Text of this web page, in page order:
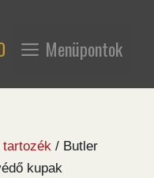
Menüpontok
/ Butler
kupak